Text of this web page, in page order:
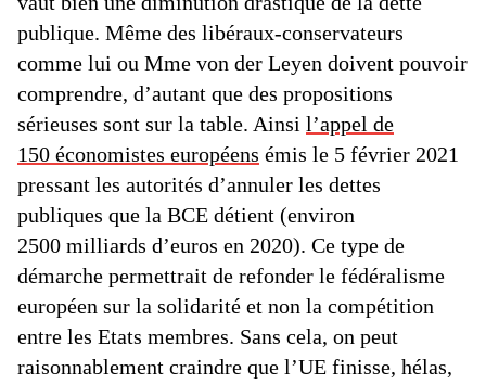
publique. Même des libéraux-conservateurs
comme lui ou Mme von der Leyen doivent pouvoir
comprendre, d’autant que des propositions
sérieuses sont sur la table. Ainsi l’appel de
150 économistes européens émis le 5 février 2021
pressant les autorités d’annuler les dettes
publiques que la BCE détient (environ
2500 milliards d’euros en 2020). Ce type de
démarche permettrait de refonder le fédéralisme
européen sur la solidarité et non la compétition
entre les Etats membres. Sans cela, on peut
raisonnablement craindre que l’UE finisse, hélas,